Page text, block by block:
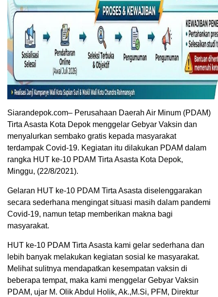
Siarandepok.com– Perusahaan Daerah Air Minum (PDAM)
Tirta Asasta Kota Depok menggelar Gebyar Vaksin dan
menyalurkan sembako gratis kepada masyarakat
terdampak Covid-19. Kegiatan itu dilakukan PDAM dalam
rangka HUT ke-10 PDAM Tirta Asasta Kota Depok,
Minggu, (22/8/2021).
Gelaran HUT ke-10 PDAM Tirta Asasta diselenggarakan
secara sederhana mengingat situasi masih dalam pandemi
Covid-19, namun tetap memberikan makna bagi
masyarakat.
HUT ke-10 PDAM Tirta Asasta kami gelar sederhana dan
lebih banyak melakukan kegiatan sosial ke masyarakat.
Melihat sulitnya mendapatkan kesempatan vaksin di
beberapa tempat, maka kami menggelar Gebyar Vaksin
PDAM, ujar M. Olik Abdul Holik, Ak.,M.Si, PFM, Direktur